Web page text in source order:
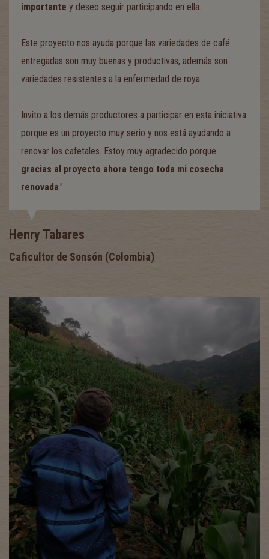
importante y deseo seguir participando en ella.
Este proyecto nos ayuda porque las variedades de café
entregadas son muy buenas y productivas, además son
variedades resistentes a la enfermedad de roya.
Invito a los demás productores a participar en esta iniciativa
porque es un proyecto muy serio y nos está ayudando a
renovar los cafetales. Estoy muy agradecido porque
gracias al proyecto ahora tengo toda mi cosecha
renovada."
Henry Tabares
Caficultor de Sonsón (Colombia)